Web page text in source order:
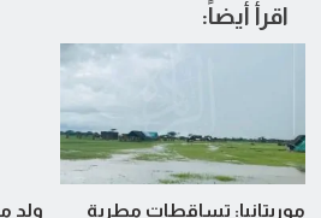
اقرأ أيضاً:
موريتانيا: تساقطات مطرية
ولد